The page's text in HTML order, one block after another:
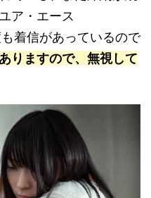
ア・エース
着信があっているので
りますので、無視して